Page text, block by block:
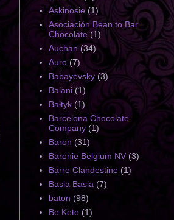
Askinosie (1)
Asociación Bean to Bar
Chocolate (1)
Auchan (34)
Auro (7)
Babayevsky (3)
Baiani (1)
Bałtyk (1)
Barcelona Chocolate
Company (1)
Baron (31)
Baronie Belgium NV (3)
Barre Clandestine (1)
Basia Basia (7)
baton (98)
Be Keto (1)